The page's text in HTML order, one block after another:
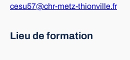
cesu57@chr-metz-thionville.fr
Lieu de formation